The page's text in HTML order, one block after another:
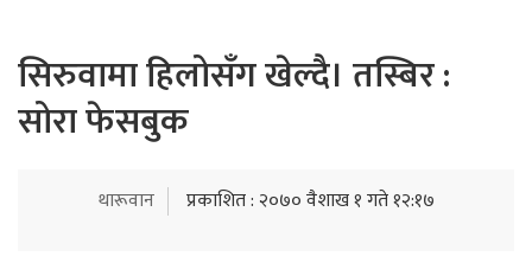
सिरुवामा हिलोसँग खेल्दै। तस्बिर :
सोरा फेसबुक
थारूवान प्रकाशित : २०७० वैशाख १ गते १२:१७